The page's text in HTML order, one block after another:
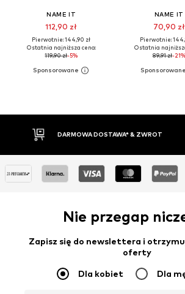
NAME IT
112,90 zł
Pierwotnie: 144,90 zł
Ostatnia najniższa cena:
119,90 zł-5%
NAME IT
70,90 zł
Pierwotnie:
Ostatnia
89,91 zł-21%
30 DNI NA ZWROT TOWARU
Nie przegap
Zapisz się do newslettera i
oferty
Dla kobiet Dla